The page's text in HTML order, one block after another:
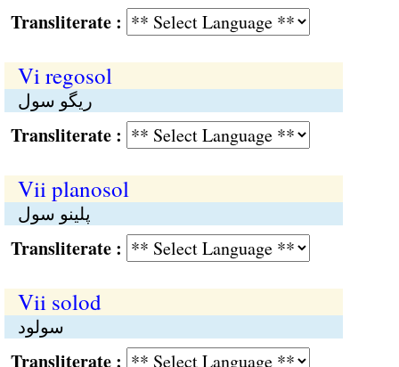
:
Vi regosol
ریگو سول
:
Vii planosol
پلینو سول
:
Vii solod
سولود
: